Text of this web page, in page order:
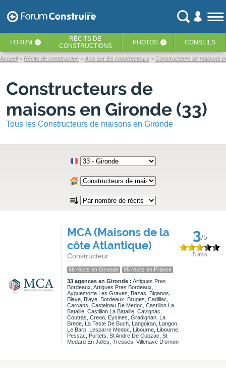
FORUM ‹ RÉCITS DE
CONSTRUCTIONS
PHOTOS ‹ CONSEILS
Accueil Récits de construction Avis sur les constructeurs Constructeurs de maisons
Constructeurs de
maisons en Gironde (33)
Tous les Constructeurs de maisons en Gironde
MCA (Maisons de la
côte Atlantique)
Constructeur
66 récits en Gironde
95 récits en France
33 agences en Gironde : Artigues Pres
Bordeaux, Artigues Pres Bordeaux,
Ayguemorte Les Graves, Bazas, Biganos,
Blaye, Blaye, Bordeaux, Bruges, Cadillac,
Carcans, Castelnau De Medoc, Castillon La
Bataille, Castillon La Bataille, Cavignac,
Coutras, Creon, Eysines, Gradignan, La
Brede, La Teste De Buch, Langoiran, Langon,
Le Barp, Lesparre Medoc, Libourne, Libourne,
Pessac, Portets, St Andre De Cubzac, St
Medard En Jalles, Tresses, Villenave D'ornon
3/5
5 avis